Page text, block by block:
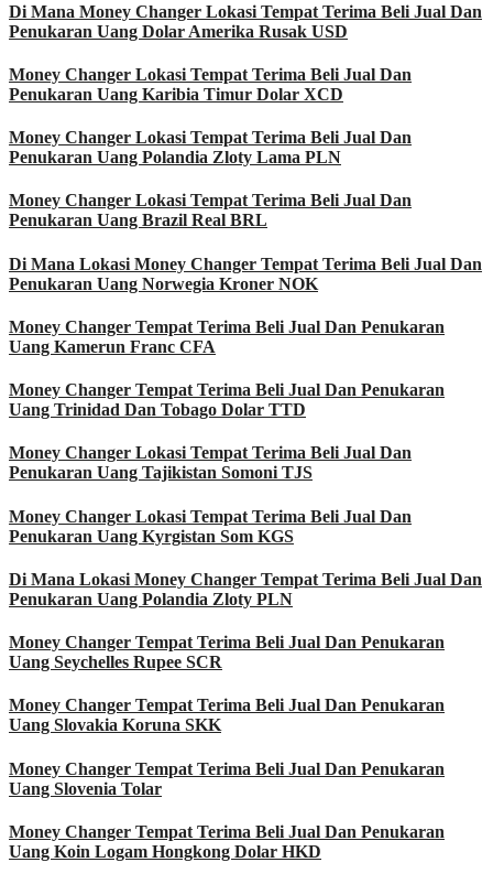
Di Mana Money Changer Lokasi Tempat Terima Beli Jual Dan
Penukaran Uang Dolar Amerika Rusak USD
Money Changer Lokasi Tempat Terima Beli Jual Dan
Penukaran Uang Karibia Timur Dolar XCD
Money Changer Lokasi Tempat Terima Beli Jual Dan
Penukaran Uang Polandia Zloty Lama PLN
Money Changer Lokasi Tempat Terima Beli Jual Dan
Penukaran Uang Brazil Real BRL
Di Mana Lokasi Money Changer Tempat Terima Beli Jual Dan
Penukaran Uang Norwegia Kroner NOK
Money Changer Tempat Terima Beli Jual Dan Penukaran
Uang Kamerun Franc CFA
Money Changer Tempat Terima Beli Jual Dan Penukaran
Uang Trinidad Dan Tobago Dolar TTD
Money Changer Lokasi Tempat Terima Beli Jual Dan
Penukaran Uang Tajikistan Somoni TJS
Money Changer Lokasi Tempat Terima Beli Jual Dan
Penukaran Uang Kyrgistan Som KGS
Di Mana Lokasi Money Changer Tempat Terima Beli Jual Dan
Penukaran Uang Polandia Zloty PLN
Money Changer Tempat Terima Beli Jual Dan Penukaran
Uang Seychelles Rupee SCR
Money Changer Tempat Terima Beli Jual Dan Penukaran
Uang Slovakia Koruna SKK
Money Changer Tempat Terima Beli Jual Dan Penukaran
Uang Slovenia Tolar
Money Changer Tempat Terima Beli Jual Dan Penukaran
Uang Koin Logam Hongkong Dolar HKD